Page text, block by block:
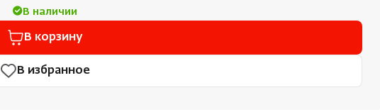
В наличии
В корзину
В избранное